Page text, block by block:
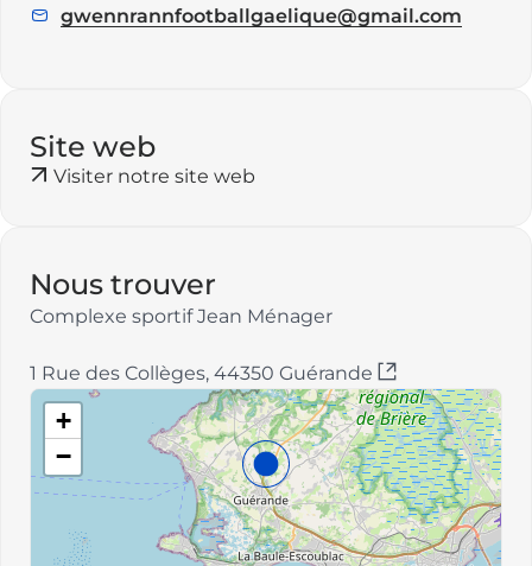
E
:
gwennrannfootballgaelique@gmail.com
Site web
Visiter notre site web
Nous trouver
Complexe sportif Jean Ménager
1 Rue des Collèges, 44350 Guérande
+
−